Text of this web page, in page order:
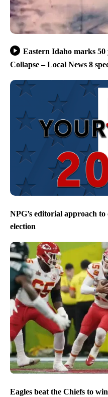
Eastern Idaho marks 50
Collapse – Local News 8
NPG’s editorial approach
election
Eagles beat the Chiefs to